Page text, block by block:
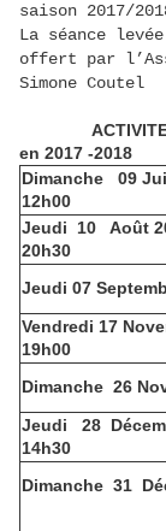
saison 2017/
La séance
offert par
Simone Coutel
en 2017 -2018
Dimanche
09
12h00
Jeudi
10
Août
20h30
Jeudi 07
Vendredi 17
19h00
Dimanche 26
Jeudi
28
14h30
Dimanche 31